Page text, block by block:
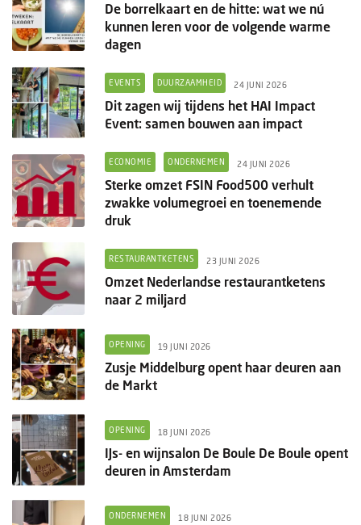
De borrelkaart en de hitte: wat we nú
kunnen leren voor de volgende warme
dagen
EVENTS DUURZAAMHEID 24 JUNI 2026
Dit zagen wij tijdens het HAI Impact
Event: samen bouwen aan impact
ECONOMIE ONDERNEMEN 24 JUNI 2026
Sterke omzet FSIN Food500 verhult
zwakke volumegroei en toenemende
druk
RESTAURANTKETENS 23 JUNI 2026
Omzet Nederlandse restaurantketens
naar 2 miljard
OPENING 19 JUNI 2026
Zusje Middelburg opent haar deuren aan
de Markt
OPENING 18 JUNI 2026
IJs- en wijnsalon De Boule De Boule opent
deuren in Amsterdam
ONDERNEMEN 18 JUNI 2026